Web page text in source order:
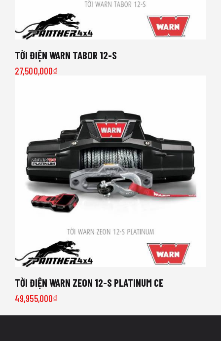
TỜI ĐIỆN WARN TABOR 12-S
27,500,000₫
TỜI ĐIỆN WARN ZEON 12-S PLATINUM CE
49,955,000₫